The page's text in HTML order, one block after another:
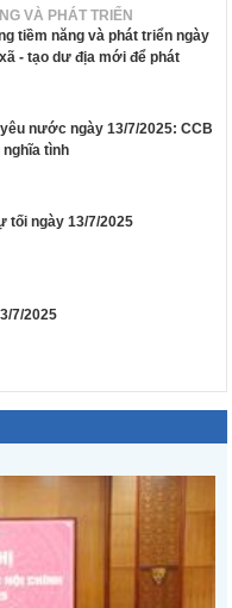
VÀ PHÁT TRIỂN
tiềm năng và phát triển ngày
- tạo dư địa mới để phát
nước ngày 13/7/2025: CCB
nghĩa tình
tối ngày 13/7/2025
7/2025